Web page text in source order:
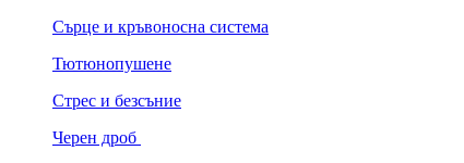
Сърце и кръвоносна система
Тютюнопушене
Стрес и безсъние
Черен дроб